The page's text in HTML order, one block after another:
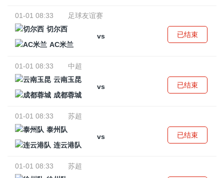
01-01 08:33
足球友谊赛
切尔西
vs
AC米兰
已结束
01-01 08:33
中超
云南玉昆
vs
成都蓉城
已结束
01-01 08:33
苏超
泰州队
vs
连云港队
已结束
01-01 08:33
苏超